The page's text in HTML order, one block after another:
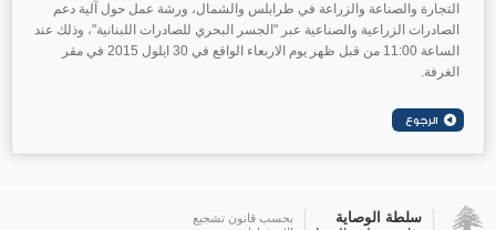
التجارة والصناعة والزراعة في طرابلس والشمال، ورشة عمل حول آلية دعم
الصادرات الزراعية والصناعية عبر "الجسر البحري للصادرات اللبنانية"، وذلك عند
الساعة 11:00 من قبل ظهر يوم الاربعاء الواقع في 30 ايلول 2015 في مقر
الغرفة.
سلطة الوصاية
بحسب قانون تشجيع